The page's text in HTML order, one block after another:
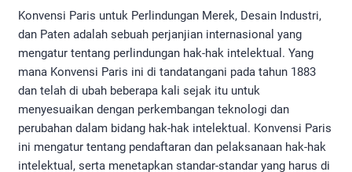
Konvensi Paris untuk Perlindungan Merek, Desain Industri,
dan Paten adalah sebuah perjanjian internasional yang
mengatur tentang perlindungan hak-hak intelektual. Yang
mana Konvensi Paris ini di tandatangani pada tahun 1883
dan telah di ubah beberapa kali sejak itu untuk
menyesuaikan dengan perkembangan teknologi dan
perubahan dalam bidang hak-hak intelektual. Konvensi Paris
ini mengatur tentang pendaftaran dan pelaksanaan hak-hak
intelektual, serta menetapkan standar-standar yang harus di